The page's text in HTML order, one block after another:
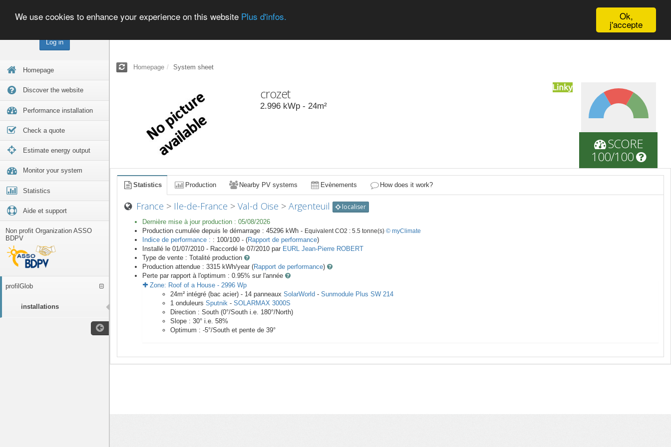
Log in
Homepage
Discover the website
Performance installation
Check a quote
Estimate energy output
Monitor your system
Statistics
Aide et support
Non profit Organization ASSO
BDPV
profilGlob
installations
Ok,
j'accepte
We use cookies to enhance your experience on this website Plus d'infos.
Homepage System sheet
crozet
2.996 kWp - 24m²
SCORE
100/100
Statistics Production Nearby PV systems Evènements How does it work?
France > Ile-de-France >Val-d Oise >Argenteuil localiser
Dernière mise à jour production : 05/08/2026
Production cumulée depuis le démarrage : 45296 kWh - Equivalent CO2 : 5.5 tonne(s) © myClimate
Indice de performance : : 100/100 - (Rapport de performance)
Installé le 01/07/2010 - Raccordé le 07/2010 par EURL Jean-Pierre ROBERT
Type de vente : Totalité production
Production attendue : 3315 kWh/year (Rapport de performance)
Perte par rapport à l'optimum : 0.95% sur l'année
Zone: Roof of a House - 2996 Wp
24m² intégré (bac acier) - 14 panneaux SolarWorld - Sunmodule Plus SW 214
1 onduleurs Sputnik - SOLARMAX 3000S
Direction : South (0°/South i.e. 180°/North)
Slope : 30° i.e. 58%
Optimum : -5°/South et pente de 39°